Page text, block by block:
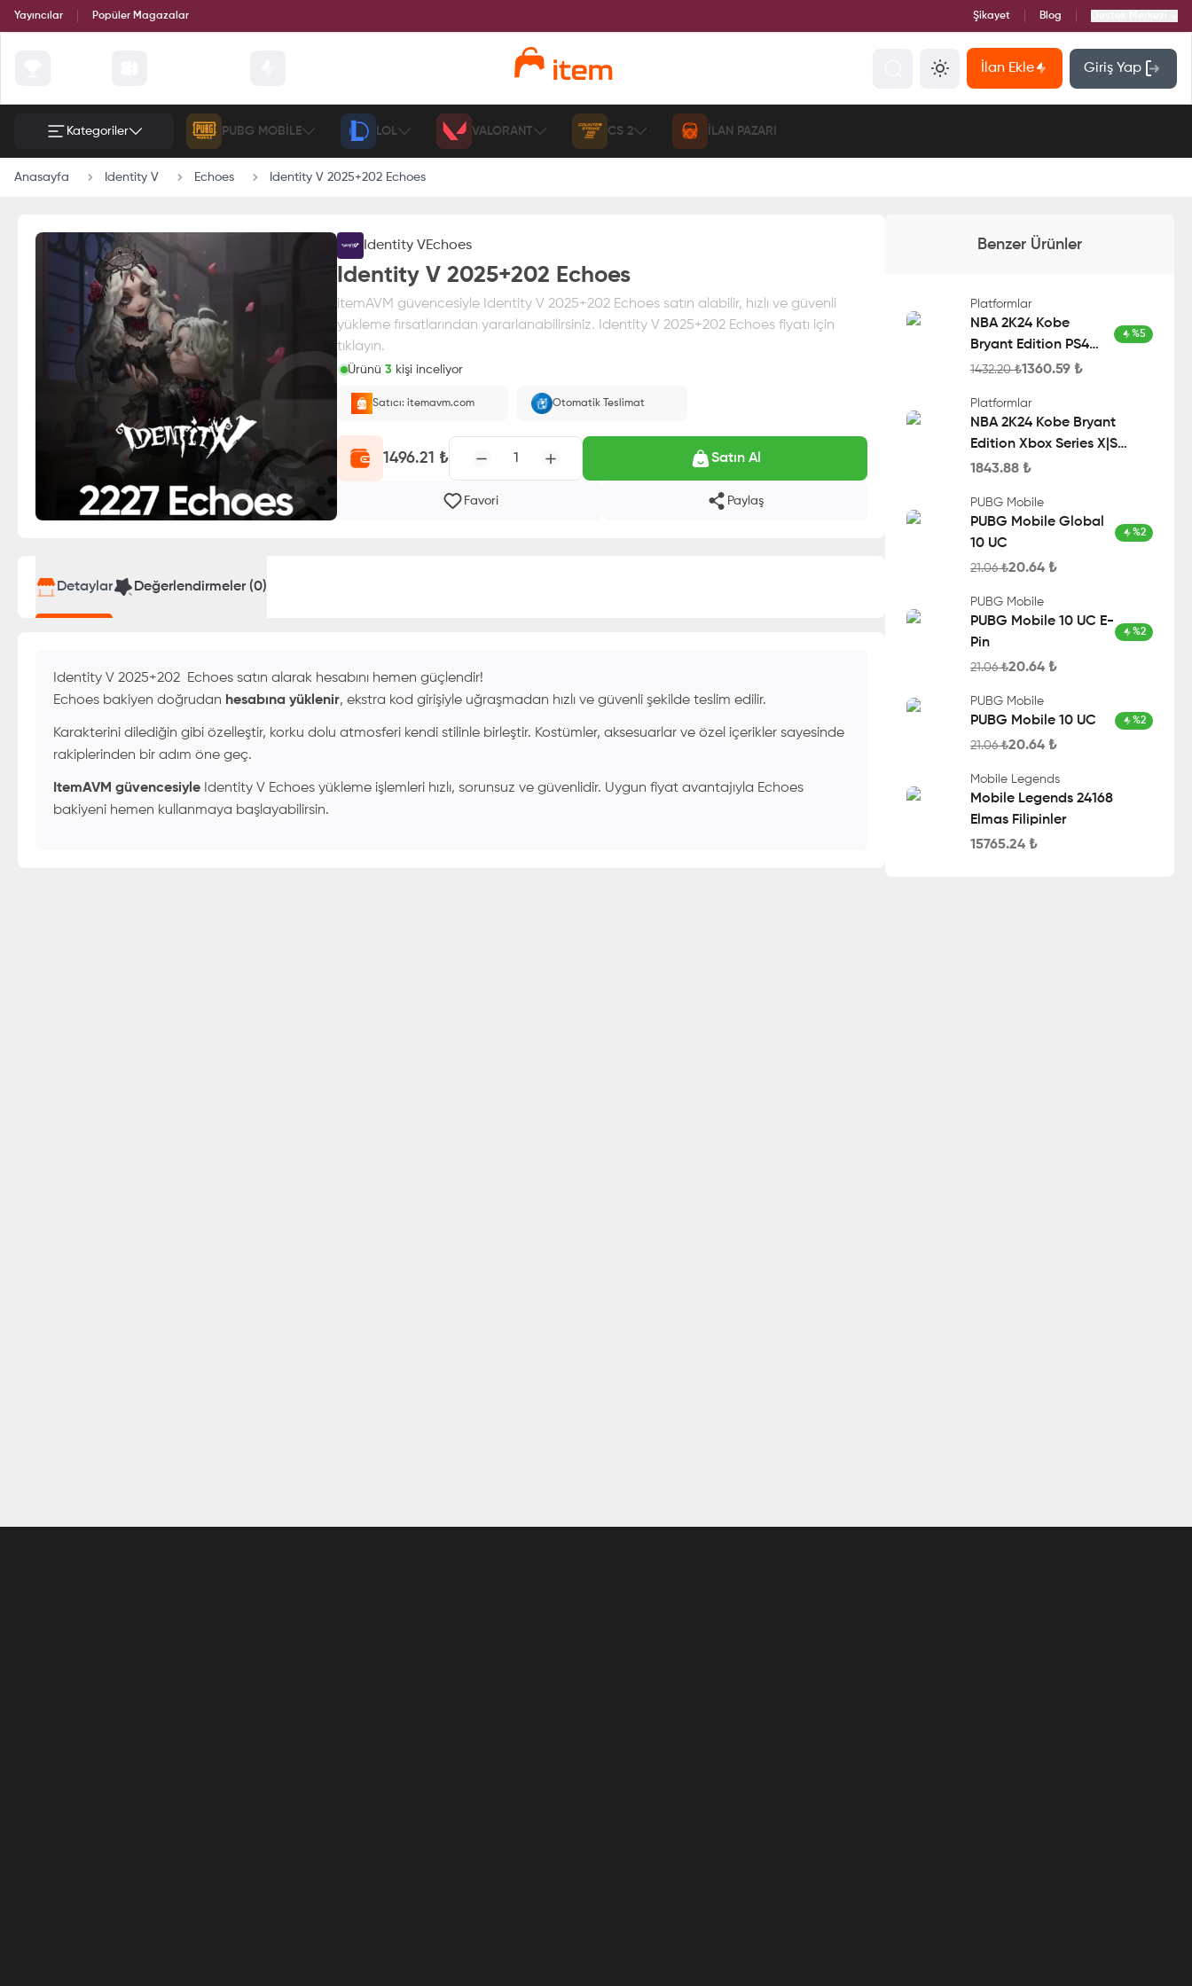
Yayıncılar Popüler Magazalar Şikayet Blog
İlan Ekle Giriş Yap
Kategoriler PUBG MOBILE LOL VALORANT CS 2 İLAN PAZARI
Anasayfa Identity V Echoes Identity V 2025+202 Echoes
Identity VEchoes
Identity V 2025+202 Echoes
itemAVM güvencesiyle Identity V 2025+202 Echoes satın alabilir, hızlı ve güvenli
yükleme fırsatlarından yararlanabilirsiniz. Identity V 2025+202 Echoes fiyatı için
tıklayın.
Ürünü 3 kişi inceliyor
Oyuncu ID'nize yüklenir.
Satıcı: itemavm.com Otomatik Teslimat
1496.21 ₺ 1 Satın Al
Favori Paylaş
Detaylar Değerlendirmeler (0)
Identity V 2025+202 Echoes satın alarak hesabını hemen güçlendir!
Echoes bakiyen doğrudan hesabına yüklenir, ekstra kod girişiyle uğraşmadan hızlı ve güvenli şekilde teslim edilir.
Karakterini dilediğin gibi özelleştir, korku dolu atmosferi kendi stilinle birleştir. Kostümler, aksesuarlar ve özel içerikler sayesinde
rakiplerinden bir adım öne geç.
ItemAVM güvencesiyle Identity V Echoes yükleme işlemleri hızlı, sorunsuz ve güvenlidir. Uygun fiyat avantajıyla Echoes
bakiyeni hemen kullanmaya başlayabilirsin.
Benzer Ürünler
Platformlar
NBA 2K24 Kobe
Bryant Edition PS4
Account
%5
1432.20₺1360.59 ₺
Platformlar
NBA 2K24 Kobe Bryant
Edition Xbox Series X|S
Account
1843.88 ₺
PUBG Mobile
PUBG Mobile Global
10 UC
%2
21.06₺20.64 ₺
PUBG Mobile
PUBG Mobile 10 UC E-
Pin
%2
21.06₺20.64 ₺
PUBG Mobile
PUBG Mobile 10 UC %2
21.06₺20.64 ₺
Mobile Legends
Mobile Legends 24168
Elmas Filipinler
15765.24 ₺